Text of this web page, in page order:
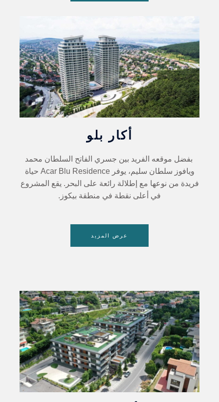
أكار بلو
بفضل موقعه الفريد بين جسري الفاتح السلطان محمد
ويافوز سلطان سليم، يوفر Acar Blu Residence حياة
فريدة من نوعها مع إطلالة رائعة على البحر. يقع المشروع
في أعلى نقطة في منطقة بيكوز.
عرض المزيد